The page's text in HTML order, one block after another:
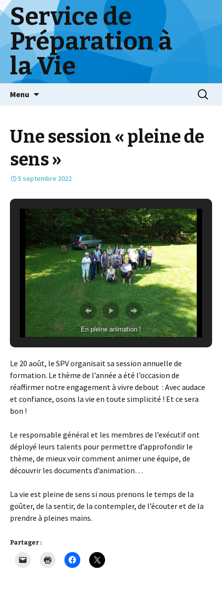
Service de
Préparation à
la Vie
Menu
Une session « pleine de
sens »
5 septembre 2022
En pleine animation !
Le 20 août, le SPV organisait sa session annuelle de
formation. Le thème de l’année a été l’occasion de
réaffirmer notre engagement à vivre debout : Avec audace
et confiance, osons la vie en toute simplicité ! Et ce sera
bon !
Le responsable général et les membres de l’exécutif ont
déployé leurs talents pour permettre d’approfondir le
thème, de mieux voir comment animer une équipe, de
découvrir les documents d’animation…
La vie est pleine de sens si nous prenons le temps de la
goûter, de la sentir, de la contempler, de l’écouter et de la
prendre à pleines mains.
Partager :